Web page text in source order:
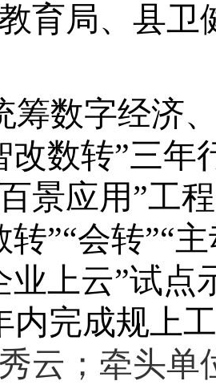
育局、县卫
筹数字经济
改数转”三年
景应用”工程
转”“会转”“
业上云”试点
内完成规上
云 ； 牵头单